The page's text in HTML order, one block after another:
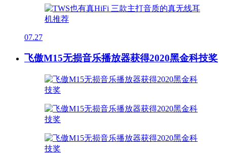
07.27
飞傲M15无损音乐播放器获得2020黑金科技奖